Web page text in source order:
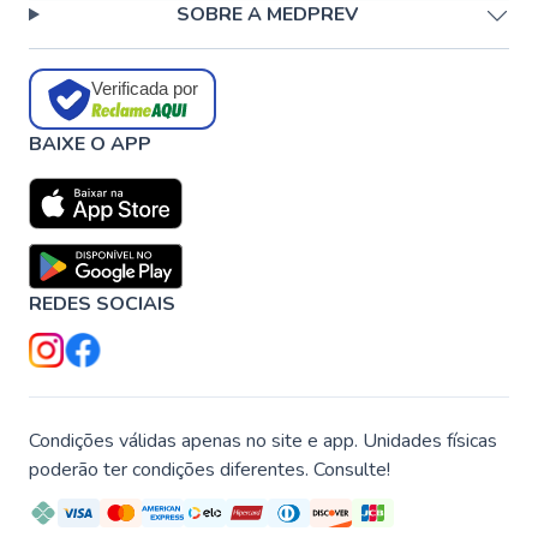
SOBRE A MEDPREV
Verificada por
BAIXE O APP
REDES SOCIAIS
Condições válidas apenas no site e app. Unidades físicas
poderão ter condições diferentes. Consulte!